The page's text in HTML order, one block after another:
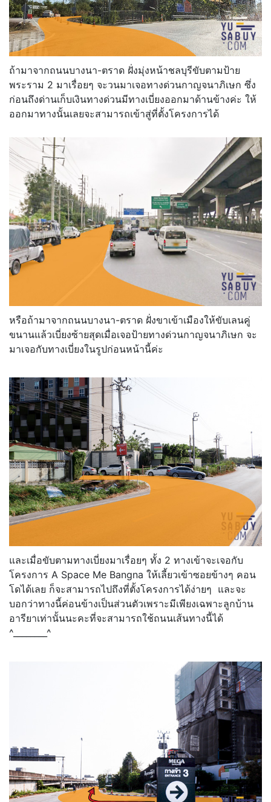
ถ้ามาจากถนนบางนา-ตราด ฝั่งมุ่งหน้าชลบุรีขับตามป้าย
พระราม 2 มาเรื่อยๆ จะวนมาเจอทางด่วนกาญจนาภิเษก ซึ่ง
ก่อนถึงด่านเก็บเงินทางด่วนมีทางเบี่ยงออกมาด้านข้างค่ะ ให้
ออกมาทางนั้นเลยจะสามารถเข้าสู่ที่ตั้งโครงการได้
หรือถ้ามาจากถนนบางนา-ตราด ฝั่งขาเข้าเมืองให้ขับเลนคู่
ขนานแล้วเบี่ยงซ้ายสุดเมื่อเจอป้ายทางด่วนกาญจนาภิเษก จะ
มาเจอกับทางเบี่ยงในรูปก่อนหน้านี้ค่ะ
และเมื่อขับตามทางเบี่ยงมาเรื่อยๆ ทั้ง 2 ทางเข้าจะเจอกับ
โครงการ A Space Me Bangna ให้เลี้ยวเข้าซอยข้างๆ คอน
โดได้เลย ก็จะสามารถไปถึงที่ตั้งโครงการได้ง่ายๆ และจะ
บอกว่าทางนี้ค่อนข้างเป็นส่วนตัวเพราะมีเพียงเฉพาะลูกบ้าน
อารียาเท่านั้นนะคะที่จะสามารถใช้ถนนเส้นทางนี้ได้
^________^